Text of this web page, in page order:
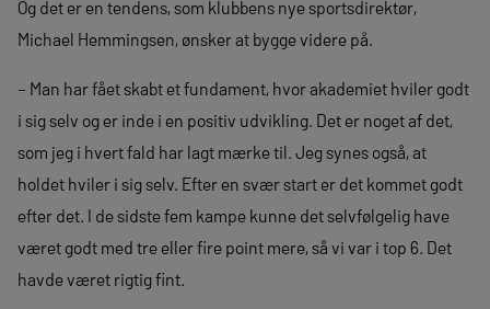
Og det er en tendens, som klubbens nye sportsdirektør,
Michael Hemmingsen, ønsker at bygge videre på.
– Man har fået skabt et fundament, hvor akademiet hviler godt
i sig selv og er inde i en positiv udvikling. Det er noget af det,
som jeg i hvert fald har lagt mærke til. Jeg synes også, at
holdet hviler i sig selv. Efter en svær start er det kommet godt
efter det. I de sidste fem kampe kunne det selvfølgelig have
været godt med tre eller fire point mere, så vi var i top 6. Det
havde været rigtig fint.